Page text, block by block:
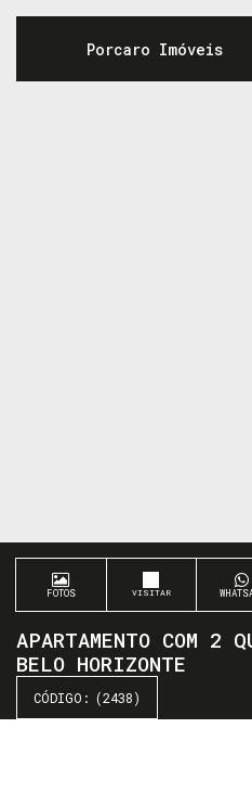
FOTOS
APARTAMENTO COM 2
BELO HORIZONTE
(2438)